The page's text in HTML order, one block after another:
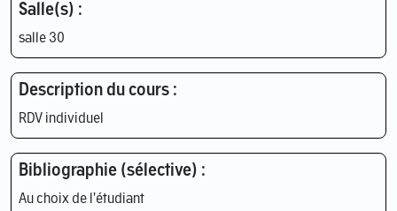
Salle(s) :
salle 30
Description du cours :
RDV individuel
Bibliographie (sélective) :
Au choix de l'étudiant